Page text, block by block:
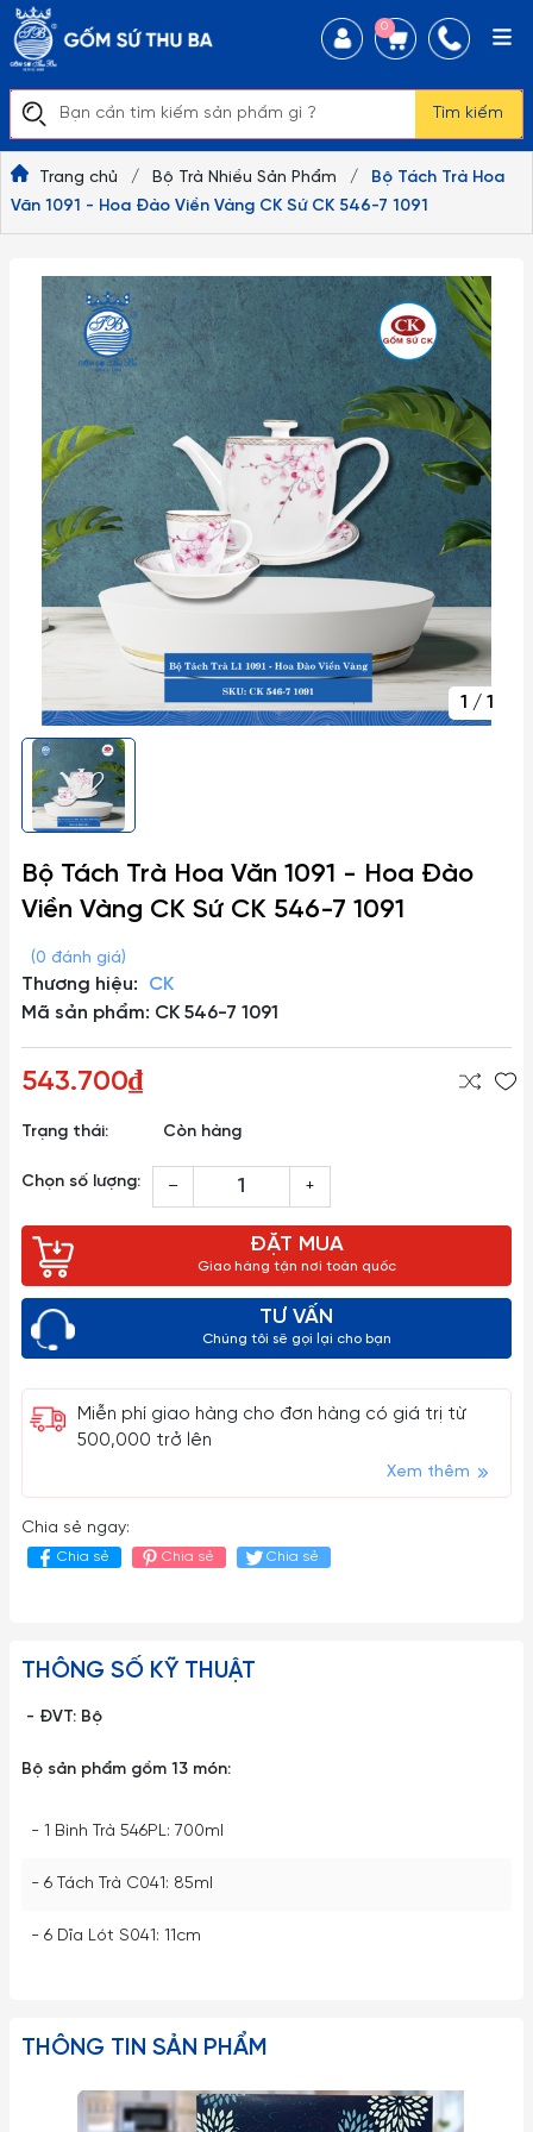
Tìm kiếm
0
Trang chủ / Bộ Trà Nhiều Sản Phẩm /
Bộ Tách Trà Hoa
Văn 1091 - Hoa Đào Viền Vàng CK Sứ CK 546-7 1091
1 / 1
Bộ Tách Trà Hoa Văn 1091 - Hoa Đào
Viền Vàng CK Sứ CK 546-7 1091
(0 đánh giá)
Thương hiệu:
CK
Mã sản phẩm: CK 546-7 1091
543.700₫
Trạng thái: Còn hàng
Chọn số lượng: – +
ĐẶT MUA
Giao hàng tận nơi toàn quốc
TƯ VẤN
Chúng tôi sẽ gọi lại cho bạn
Miễn phí giao hàng cho đơn hàng có giá trị từ
500,000 trở lên
Xem thêm
Chia sẻ ngay:
Chia sẻ Chia sẻ Chia sẻ
THÔNG SỐ KỸ THUẬT
- ĐVT: Bộ
Bộ sản phẩm gồm 13 món:
- 1 Bình Trà 546PL: 700ml
- 6 Tách Trà C041: 85ml
- 6 Dĩa Lót S041: 11cm
THÔNG TIN SẢN PHẨM